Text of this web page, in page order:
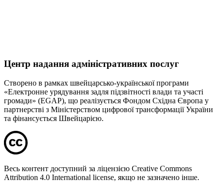
Центр надання адміністративних послуг
Створено в рамках швейцарсько-української програми
«Електронне урядування задля підзвітності влади та участі
громади» (EGAP), що реалізується Фондом Східна Європа у
партнерстві з Міністерством цифрової трансформації України
та фінансується Швейцарією.
Весь контент доступний за ліцензією Creative Commons
Attribution 4.0 International license, якщо не зазначено інше.